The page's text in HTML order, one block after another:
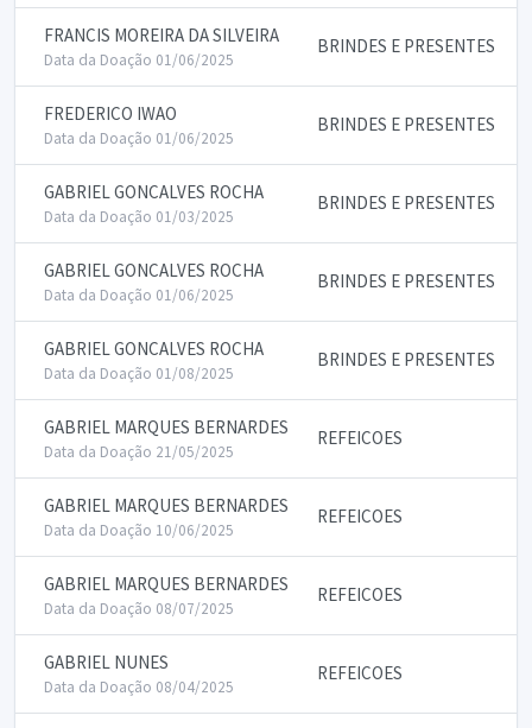
FRANCIS MOREIRA DA SILVEIRA
Data da Doação 01/06/2025
BRINDES E PRESENTES
FREDERICO IWAO
Data da Doação 01/06/2025
BRINDES E PRESENTES
GABRIEL GONCALVES ROCHA
Data da Doação 01/03/2025
BRINDES E PRESENTES
GABRIEL GONCALVES ROCHA
Data da Doação 01/06/2025
BRINDES E PRESENTES
GABRIEL GONCALVES ROCHA
Data da Doação 01/08/2025
BRINDES E PRESENTES
GABRIEL MARQUES BERNARDES
Data da Doação 21/05/2025
REFEICOES
GABRIEL MARQUES BERNARDES
Data da Doação 10/06/2025
REFEICOES
GABRIEL MARQUES BERNARDES
Data da Doação 08/07/2025
REFEICOES
GABRIEL NUNES
Data da Doação 08/04/2025
REFEICOES